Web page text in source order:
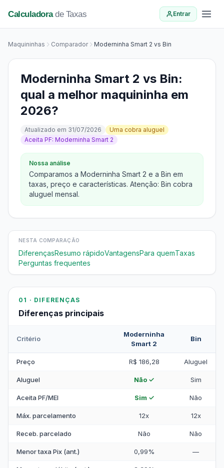
Calculadorade Taxas Entrar
Maquininhas Comparador Moderninha Smart 2 vs Bin
Moderninha Smart 2 vs Bin:
qual a melhor maquininha em
2026?
Atualizado em 31/07/2026
Uma cobra aluguel
Aceita PF: Moderninha Smart 2
Nossa análise
Comparamos a Moderninha Smart 2 e a Bin em
taxas, preço e características. Atenção: Bin cobra
aluguel mensal.
NESTA COMPARAÇÃO
DiferençasResumo rápidoVantagensPara quemTaxas
Perguntas frequentes
01 · DIFERENÇAS
Diferenças principais
Critério
Moderninha
Smart 2
Bin
Preço R$ 186,28 Aluguel
Aluguel Não ✓ Sim
Aceita PF/MEI Sim ✓ Não
Máx. parcelamento 12x 12x
Receb. parcelado Não Não
Menor taxa Pix (ant.) 0,99% —